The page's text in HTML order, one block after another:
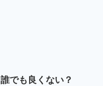
誰でも良くない？